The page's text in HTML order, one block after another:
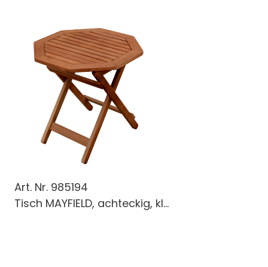
Art. Nr. 985194
Tisch MAYFIELD, achteckig, kl...